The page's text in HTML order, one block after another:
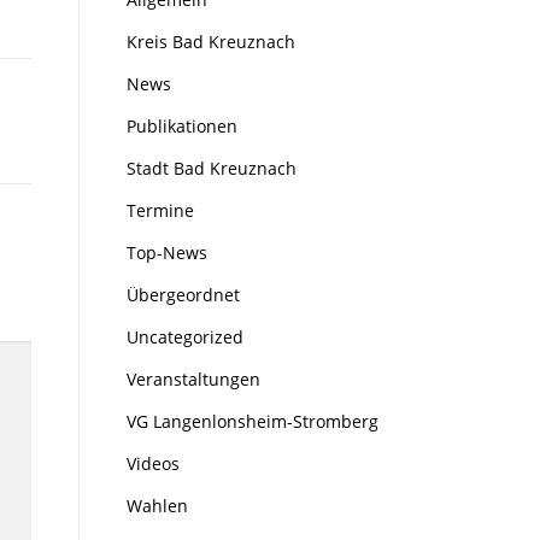
Kreis Bad Kreuznach
News
Publikationen
Stadt Bad Kreuznach
Termine
Top-News
Übergeordnet
Uncategorized
Veranstaltungen
VG Langenlonsheim-Stromberg
Videos
Wahlen